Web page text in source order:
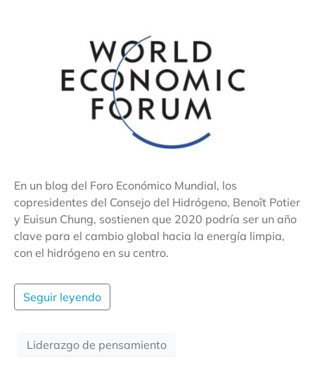
En un blog del Foro Económico Mundial, los
copresidentes del Consejo del Hidrógeno, Benoît Potier
y Euisun Chung, sostienen que 2020 podría ser un año
clave para el cambio global hacia la energía limpia,
con el hidrógeno en su centro.
Seguir leyendo
Liderazgo de pensamiento